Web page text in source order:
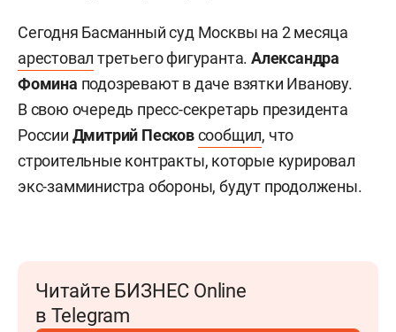
Сегодня Басманный суд Москвы на 2 месяца
арестовал третьего фигуранта.Александра
Фомина подозревают в даче взятки Иванову.
В свою очередь пресс-секретарь президента
России Дмитрий Песковсообщил, что
строительные контракты, которые курировал
экс-замминистра обороны, будут продолжены.
Читайте БИЗНЕС Online
в Telegram